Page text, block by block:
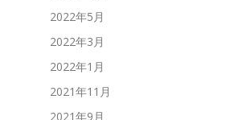
2022年5月
2022年3月
2022年1月
2021年11月
2021年9月